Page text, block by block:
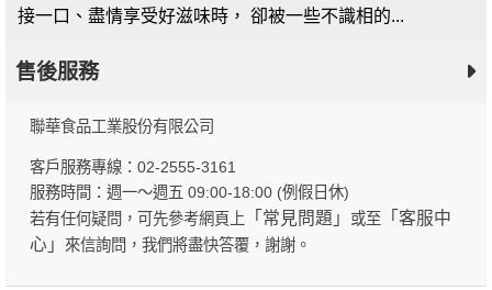
接一口、盡情享受好滋味時， 卻被一些不識相的...
售後服務
聯華食品工業股份有限公司
客戶服務專線：02-2555-3161
服務時間：週一～週五 09:00-18:00 (例假日休)
若有任何疑問，可先參考網頁上 「常見問題」 或至「客服中
心」
來信詢問，我們將盡快答覆，謝謝。